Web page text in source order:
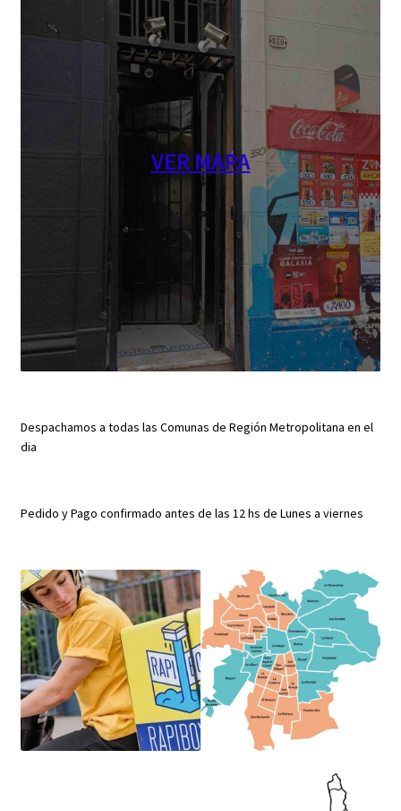
VER MAPA
Despachamos a todas las Comunas de Región Metropolitana en el
dia
Pedido y Pago confirmado antes de las 12 hs de Lunes a viernes